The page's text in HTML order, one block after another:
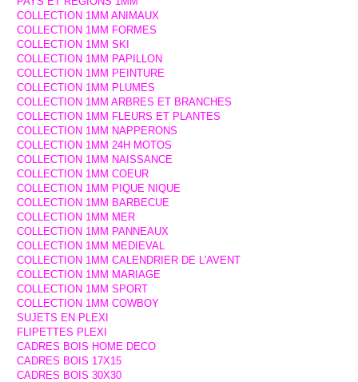
COLLECTION 1MM ANIMAUX
COLLECTION 1MM FORMES
COLLECTION 1MM SKI
COLLECTION 1MM PAPILLON
COLLECTION 1MM PEINTURE
COLLECTION 1MM PLUMES
COLLECTION 1MM ARBRES ET BRANCHES
COLLECTION 1MM FLEURS ET PLANTES
COLLECTION 1MM NAPPERONS
COLLECTION 1MM 24H MOTOS
COLLECTION 1MM NAISSANCE
COLLECTION 1MM COEUR
COLLECTION 1MM PIQUE NIQUE
COLLECTION 1MM BARBECUE
COLLECTION 1MM MER
COLLECTION 1MM PANNEAUX
COLLECTION 1MM MEDIEVAL
COLLECTION 1MM CALENDRIER DE L'AVENT
COLLECTION 1MM MARIAGE
COLLECTION 1MM SPORT
COLLECTION 1MM COWBOY
SUJETS EN PLEXI
FLIPETTES PLEXI
CADRES BOIS HOME DECO
CADRES BOIS 17X15
CADRES BOIS 30X30